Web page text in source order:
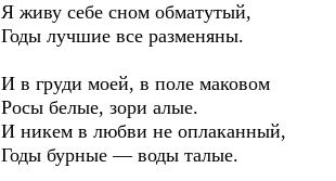
Я живу себе сном обматутый,
Годы лучшие все разменяны.
И в груди моей, в поле маковом
Росы белые, зори алые.
И никем в любви не оплаканный,
Годы бурные — воды талые.